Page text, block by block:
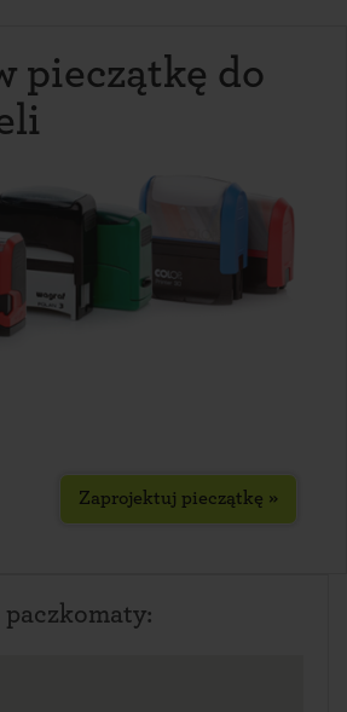
pieczątkę do
Zaprojektuj pieczątkę »